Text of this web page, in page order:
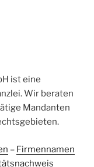
ist eine
Wir beraten
Mandanten
– Firmennamen